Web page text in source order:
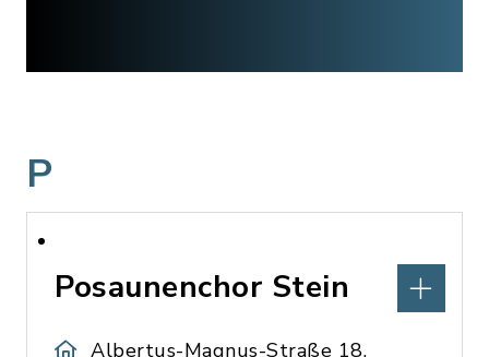
P
Posaunenchor Stein
Albertus-Magnus-Straße 18,